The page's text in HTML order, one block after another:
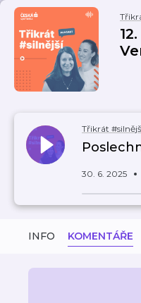
Třikrát
30. 6. 2025
INFO KOMENTÁŘE